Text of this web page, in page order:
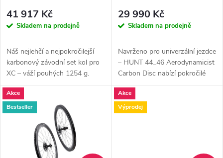
r
o
d
u
k
p
r
o
d
u
41 917 Kč
Skladem na prodejně
Náš nejlehčí a nejpokročilejší
karbonový závodní set kol pro
XC – váží pouhých 1254 g.
Karbonové ráfky s...
29 990 Kč
Skladem na prodejně
Navrženo pro univerzální jezdce
– HUNT 44_46 Aerodynamicist
Carbon Disc nabízí pokročilé
aerodynamické profily ráfků,...
Akce
Bestseller
Akce
Výprodej